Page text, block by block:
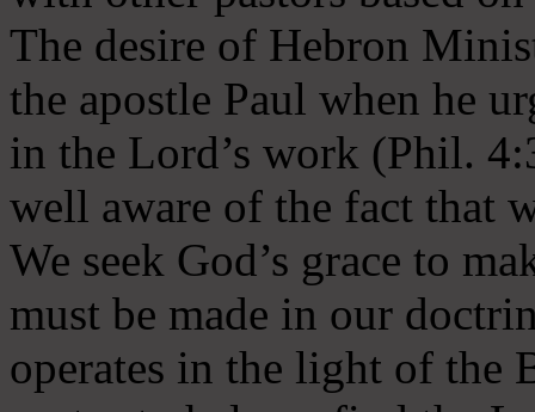
The desire of Hebron
the apostle Paul when he
in the Lord’s work (Phil.
well aware of the fact that
We seek God’s grace to
must be made in our
operates in the light of the